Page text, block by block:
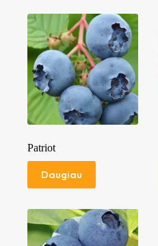
Patriot
Daugiau